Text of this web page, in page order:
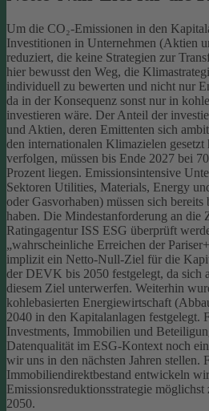
Um die CO₂-Emissionen in den
Investitionen in Unternehmen (Aktien
reduziert, die keine Strategien zur
hier bewusst den Weg, die
individuell zu bewerten und nicht nur
da in der Konsequenz sonst nur in
investieren wäre. Der Anteil der
und Aktien, deren Emittenten sich
den internationalen Klimazielen gesetzt
verfolgen, müssen bis Ende 2027 bei
Prozent liegen. Emissionsintensive
Sektoren Utilities, Materials, Energy
oder Gasvorhaben) müssen sich
haben. Die Mindestanforderung an die
Ratingagentur ISS ESG überprüft
„wahrscheinliche Erreichen der
implizit ein Netto-Null-Ziel für die
der DEVK bis 2050 festgelegt, da sich
diesem Ziel unterwerfen. Weiterhin
kohlebasierten Energiewirtschaft
2040 in den Kapitalanlagen festgelegt.
Investments, Immobilien und
Datenqualität im ESG-Kontext noch
wir uns in den nächsten Jahren stellen.
Immobiliendirektbestand entwickeln
Emissionsreduktionsstrategie
2050.